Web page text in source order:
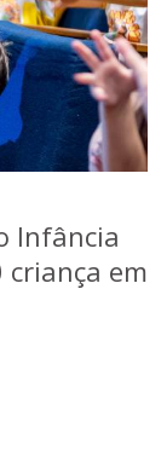
Infância
criança em